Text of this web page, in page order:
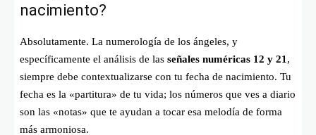
nacimiento?
Absolutamente. La numerología de los ángeles, y
específicamente el análisis de las señales numéricas 12 y 21 ,
siempre debe contextualizarse con tu fecha de nacimiento. Tu
fecha es la «partitura» de tu vida; los números que ves a diario
son las «notas» que te ayudan a tocar esa melodía de forma
más armoniosa.